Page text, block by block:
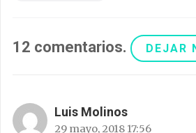
12 comentarios. DEJAR
Luis Molinos
29 mayo, 2018 17:56